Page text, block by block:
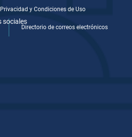
y Condiciones de Uso
Directorio de correos electrónicos
sociales